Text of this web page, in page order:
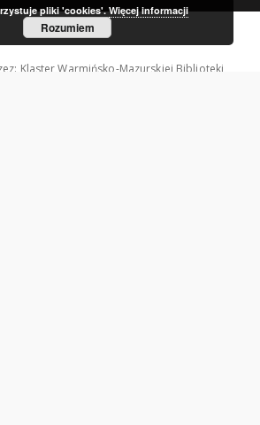
Klaster Warmińsko-Mazurskiej Biblioteki
pliki 'cookies'.Więcej informacji
Rozumiem